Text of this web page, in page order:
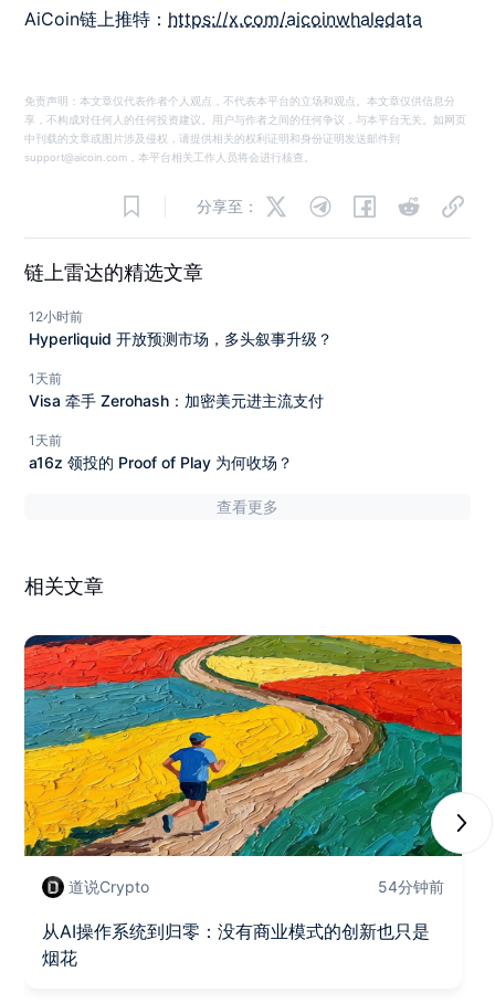
AiCoin链上推特： https://x.com/aicoinwhaledata
免责声明：本文章仅代表作者个人观点，不代表本平台的立场和观点。本文章仅供信息分
享，不构成对任何人的任何投资建议。用户与作者之间的任何争议，与本平台无关。如网页
中刊载的文章或图片涉及侵权，请提供相关的权利证明和身份证明发送邮件到
support@aicoin.com，本平台相关工作人员将会进行核查。
分享至：
链上雷达的精选文章
12小时前
Hyperliquid 开放预测市场，多头叙事升级？
1天前
Visa 牵手 Zerohash：加密美元进主流支付
1天前
a16z 领投的 Proof of Play 为何收场？
查看更多
相关文章
道说Crypto 54分钟前
从AI操作系统到归零：没有商业模式的创新也只是
烟花